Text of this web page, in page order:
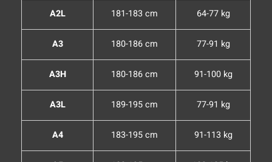
A2L 181-183 cm 64-77 kg
A3 180-186 cm 77-91 kg
A3H 180-186 cm 91-100 kg
A3L 189-195 cm 77-91 kg
A4 183-195 cm 91-113 kg